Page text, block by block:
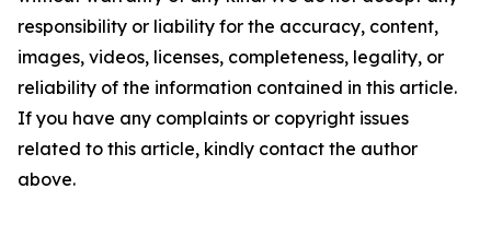
responsibility or liability for the accuracy, content,
images, videos, licenses, completeness, legality, or
reliability of the information contained in this article.
If you have any complaints or copyright issues
related to this article, kindly contact the author
above.